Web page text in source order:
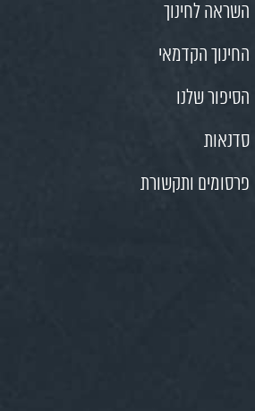
השראה לחינוך
החינוך הקדמאי
הסיפור שלנו
סדנאות
פרסומים ותקשורת